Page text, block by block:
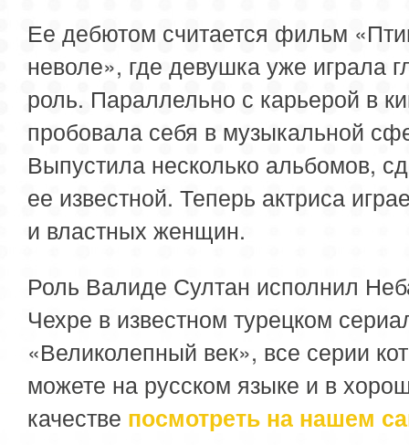
Ее дебютом считается фильм
неволе», где девушка уже играла
роль. Параллельно с карьерой в
пробовала себя в музыкальной
Выпустила несколько альбомов,
ее известной. Теперь актриса
и властных женщин.
Роль Валиде Султан исполнил
Чехре в известном турецком
«Великолепный век», все серии
можете на русском языке и в
качестве посмотреть на нашем